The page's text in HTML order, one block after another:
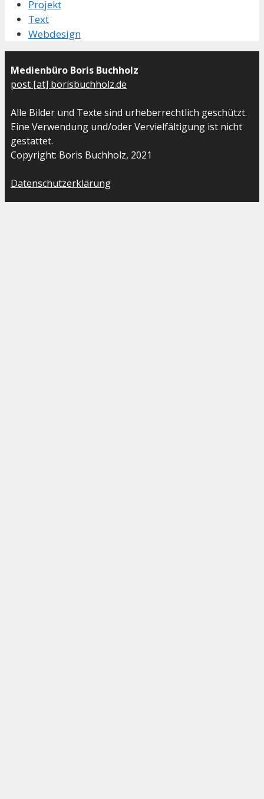
Projekt
Text
Webdesign
Medienbüro Boris Buchholz
post [at] borisbuchholz.de
Alle Bilder und Texte sind urheberrechtlich geschützt.
Eine Verwendung und/oder Vervielfältigung ist nicht
gestattet.
Copyright: Boris Buchholz, 2021
Datenschutzerklärung